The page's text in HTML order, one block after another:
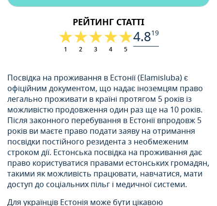
РЕЙТИНГ СТАТТІ
1 2 3 4 5
4.819
Посвідка на проживання в Естонії (Elamisluba) є
офіційним документом, що надає іноземцям право
легально проживати в країні протягом 5 років із
можливістю продовження один раз ще на 10 років.
Після законного перебування в Естонії впродовж 5
років ви маєте право подати заяву на отримання
посвідки постійного резидента з необмеженим
строком дії. Естонська посвідка на проживання дає
право користуватися правами естонських громадян,
такими як можливість працювати, навчатися, мати
доступ до соціальних пільг і медичної системи.
Для українців Естонія може бути цікавою